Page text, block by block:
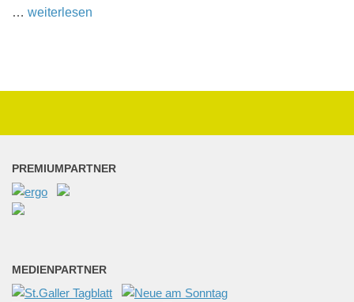
… weiterlesen
PREMIUMPARTNER
MEDIENPARTNER